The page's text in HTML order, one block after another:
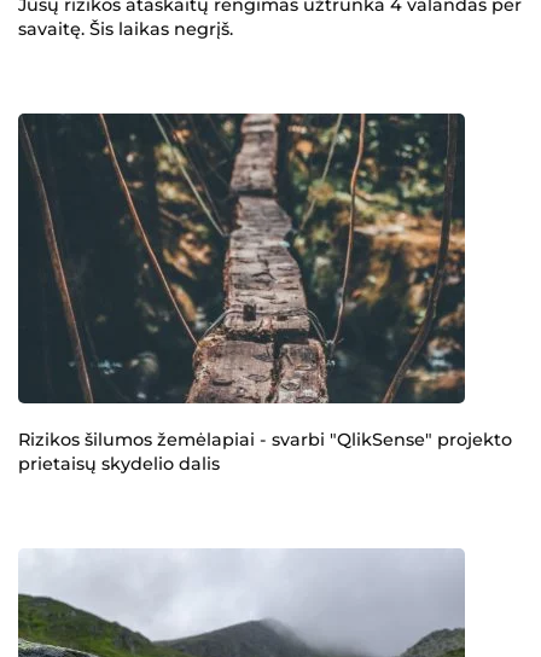
Jūsų rizikos ataskaitų rengimas užtrunka 4 valandas per
savaitę. Šis laikas negrįš.
Rizikos šilumos žemėlapiai - svarbi "QlikSense" projekto
prietaisų skydelio dalis